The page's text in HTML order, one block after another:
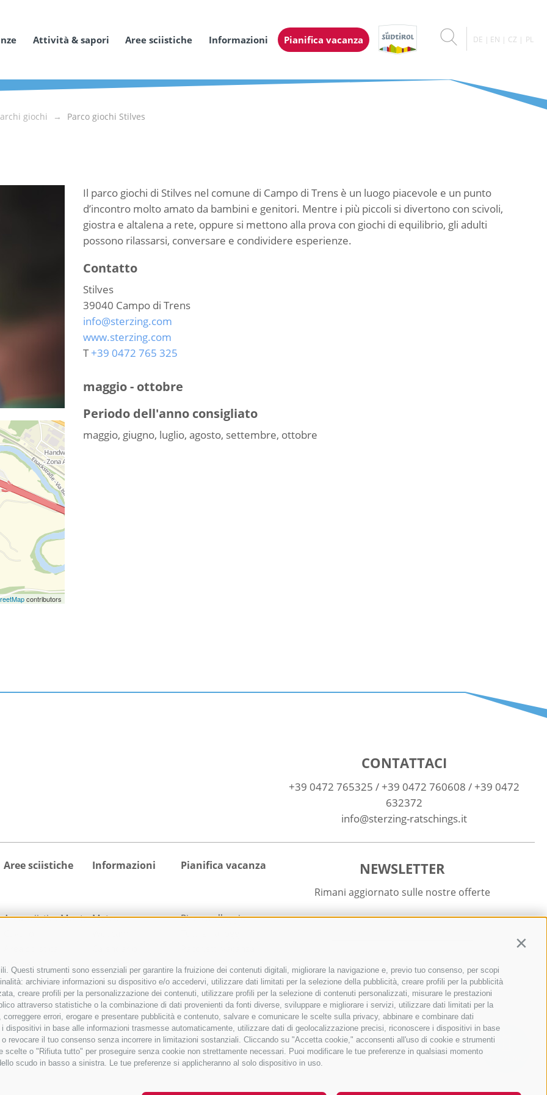
Questi strumenti sono essenziali per garantire la fruizione dei contenuti digitali, migliorare la navigazione e, previo tuo consenso, per scopi
archiviare informazioni su dispositivo e/o accedervi, utilizzare dati limitati per la selezione della pubblicità, creare profili per la pubblicità
creare profili per la personalizzazione dei contenuti, utilizzare profili per la selezione di contenuti personalizzati, misurare le prestazioni
attraverso statistiche o la combinazione di dati provenienti da fonti diverse, sviluppare e migliorare i servizi, utilizzare dati limitati per la
errori, erogare e presentare pubblicità e contenuto, salvare e comunicare le scelte sulla privacy, abbinare e combinare dati
in base alle informazioni trasmesse automaticamente, utilizzare dati di geolocalizzazione precisi, riconoscere i dispositivi in base
revocare il tuo consenso senza incorrere in limitazioni sostanziali. Cliccando su "Accetta cookie," acconsenti all'uso di cookie e strumenti
o "Rifiuta tutto" per proseguire senza cookie non strettamente necessari. Puoi modificare le tue preferenze in qualsiasi momento
scudo in basso a sinistra. Le tue preferenze si applicheranno al solo dispositivo in uso.
Attività & sapori Aree sciistiche Informazioni Pianifica vacanza DE EN CZ PL
giochi Parco giochi Stilves
contributors
Il parco giochi di Stilves nel comune di Campo di Trens è un luogo piacevole e un punto
d’incontro molto amato da bambini e genitori. Mentre i più piccoli si divertono con scivoli,
giostra e altalena a rete, oppure si mettono alla prova con giochi di equilibrio, gli adulti
possono rilassarsi, conversare e condividere esperienze.
Contatto
Stilves
39040 Campo di Trens
info@sterzing.com
www.sterzing.com
T+39 0472 765 325
maggio - ottobre
Periodo dell'anno consigliato
maggio, giugno, luglio, agosto, settembre, ottobre
CONTATTACI
+39 0472 765325 / +39 0472 760608 / +39 0472
632372
info@sterzing-ratschings.it
Aree sciistiche
Area sciistica Monte
Racines-Giovo
Area sciistica
Ladurns
1 skipass per tutte le
aree sciistiche
Informazioni
Meteo
manifestazioni
Richiesta cataloghi
Downloads
Foto
Video
Blog
Guestnet
Pianifica vacanza
Ricerca alloggio
activeCARD Racines
activeCARD Vipiteno
Colle Isarco CARD
Come arrivare
NEWSLETTER
Rimani aggiornato sulle nostre offerte
Registrati